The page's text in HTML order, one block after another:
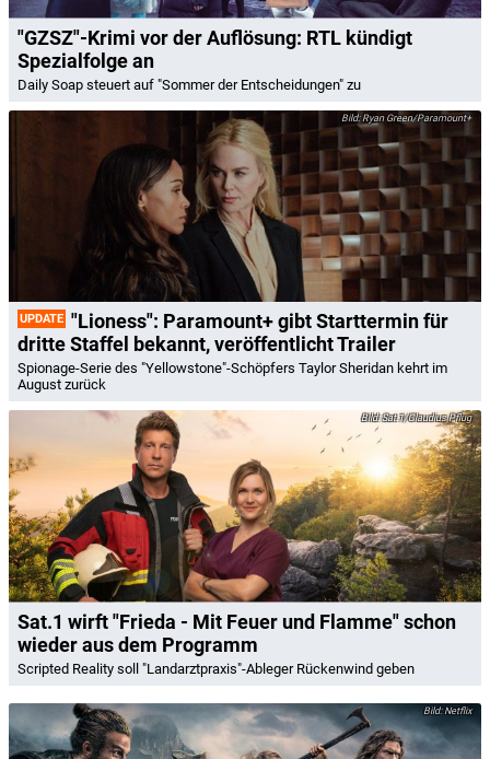
"GZSZ"-Krimi vor der Auflösung: RTL kündigt
Spezialfolge an
Daily Soap steuert auf "Sommer der Entscheidungen" zu
Ryan Green/Paramount+
UPDATE "Lioness": Paramount+ gibt Starttermin für
dritte Staffel bekannt, veröffentlicht Trailer
Spionage-Serie des "Yellowstone"-Schöpfers Taylor Sheridan kehrt im
August zurück
Sat.1/Claudius Pflug
Sat.1 wirft "Frieda - Mit Feuer und Flamme" schon
wieder aus dem Programm
Scripted Reality soll "Landarztpraxis"-Ableger Rückenwind geben
Netflix